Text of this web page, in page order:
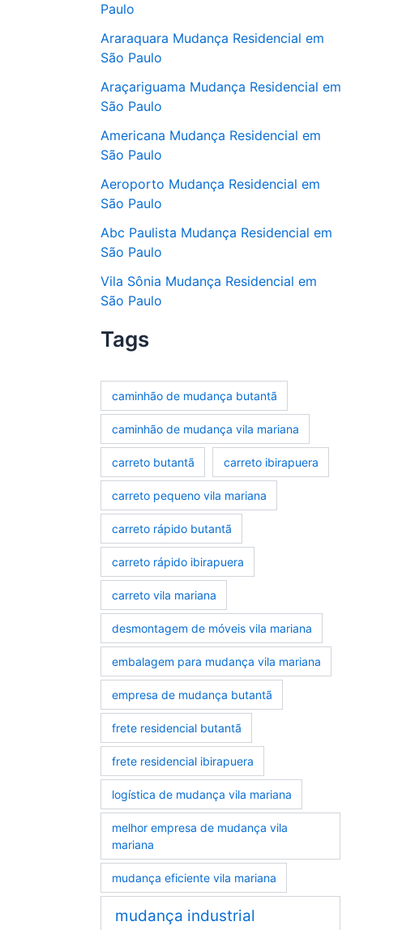
Paulo
Araraquara Mudança Residencial em
São Paulo
Araçariguama Mudança Residencial em
São Paulo
Americana Mudança Residencial em
São Paulo
Aeroporto Mudança Residencial em
São Paulo
Abc Paulista Mudança Residencial em
São Paulo
Vila Sônia Mudança Residencial em
São Paulo
Tags
caminhão de mudança butantã
caminhão de mudança vila mariana
carreto butantã carreto ibirapuera
carreto pequeno vila mariana
carreto rápido butantã
carreto rápido ibirapuera
carreto vila mariana
desmontagem de móveis vila mariana
embalagem para mudança vila mariana
empresa de mudança butantã
frete residencial butantã
frete residencial ibirapuera
logística de mudança vila mariana
melhor empresa de mudança vila
mariana
mudança eficiente vila mariana
mudança industrial